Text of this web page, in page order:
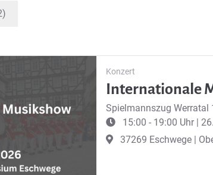
Konzert
Internationale
Spielmannszug Werratal
15:00 - 19:00 Uhr |
37269 Eschwege |